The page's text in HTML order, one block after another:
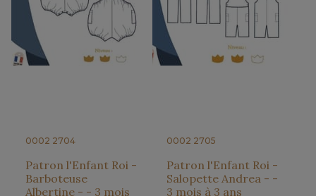
0002 2704
Patron l'Enfant Roi -
Barboteuse
Albertine - - 3 mois
0002 2705
Patron l'Enfant Roi -
Salopette Andrea - -
3 mois à 3 ans